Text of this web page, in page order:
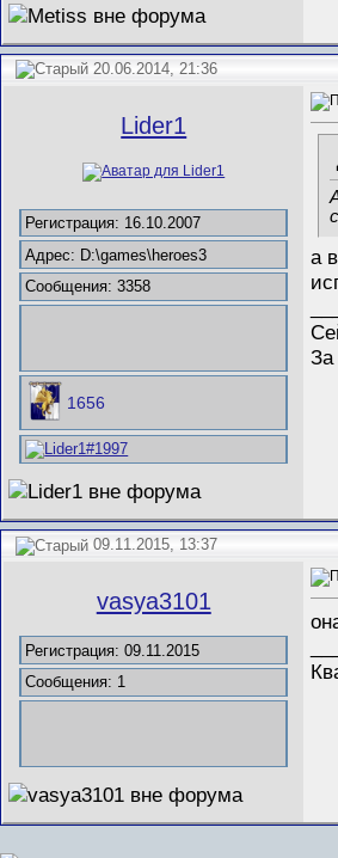
20.06.2014, 21:36
Lider1
Регистрация: 16.10.2007
Адрес: D:\games\heroes3
Сообщения: 3358
1656
а
За
09.11.2015, 13:37
vasya3101
Регистрация: 09.11.2015
Сообщения: 1